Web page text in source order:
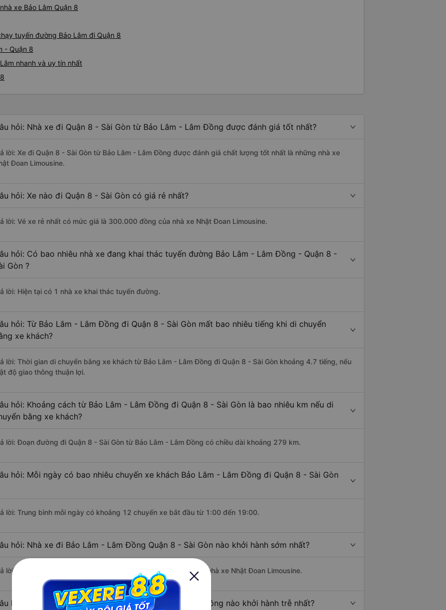
xe Bảo Lâm Quận 8
tuyến đường Bảo Lâm đi Quận 8
- Quận 8
nhanh và uy tín nhất
hỏi: Nhà xe đi Quận 8 - Sài Gòn từ Bảo Lâm - Lâm Đồng được đánh giá tốt nhất?
lời: Xe đi Quận 8 - Sài Gòn từ Bảo Lâm - Lâm Đồng được đánh giá chất lượng tốt nhất là những nhà xe
Đoan Limousine.
hỏi: Xe nào đi Quận 8 - Sài Gòn có giá rẻ nhất?
lời: Vé xe rẻ nhất có mức giá là 300.000 đồng của nhà xe Nhật Đoan Limousine.
hỏi: Có bao nhiêu nhà xe đang khai thác tuyến đường Bảo Lâm - Lâm Đồng - Quận 8 -
Gòn ?
lời: Hiện tại có 1 nhà xe khai thác tuyến đường.
hỏi: Từ Bảo Lâm - Lâm Đồng đi Quận 8 - Sài Gòn mất bao nhiêu tiếng khi di chuyển
xe khách?
lời: Thời gian di chuyển bằng xe khách từ Bảo Lâm - Lâm Đồng đi Quận 8 - Sài Gòn khoảng 4.7 tiếng, nếu
độ giao thông thuận lợi.
hỏi: Khoảng cách từ Bảo Lâm - Lâm Đồng đi Quận 8 - Sài Gòn là bao nhiêu km nếu di
bằng xe khách?
lời: Đoạn đường đi Quận 8 - Sài Gòn từ Bảo Lâm - Lâm Đồng có chiều dài khoảng 279 km.
hỏi: Mỗi ngày có bao nhiêu chuyến xe khách Bảo Lâm - Lâm Đồng đi Quận 8 - Sài Gòn
lời: Trung bình mỗi ngày có khoảng 12 chuyến xe bắt đầu từ 1:00 đến 19:00.
hỏi: Nhà xe đi Bảo Lâm - Lâm Đồng Quận 8 - Sài Gòn nào khởi hành sớm nhất?
lời: Chuyến xe có giờ xuất phát sớm nhất vào lúc 1:00 là của nhà xe Nhật Đoan Limousine.
hỏi: Nhà xe đi Quận 8 - Sài Gòn từ Bảo Lâm - Lâm Đồng nào khởi hành trễ nhất?